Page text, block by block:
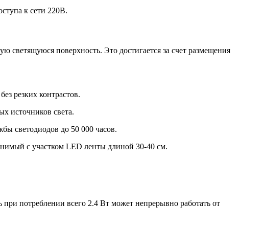
к сети 220В.
поверхность. Это достигается за счет размещения
резких контрастов.
источников света.
светодиодов до 50 000 часов.
с участком LED ленты длиной 30-40 см.
потреблении всего 2.4 Вт может непрерывно работать от